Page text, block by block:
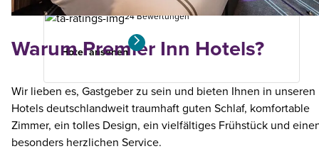
24 Bewertungen
Hotel ansehen
Warum Premier Inn Hotels?
Wir lieben es, Gastgeber zu sein und bieten Ihnen in unseren
Hotels deutschlandweit traumhaft guten Schlaf, komfortable
Zimmer, ein tolles Design, ein vielfältiges Frühstück und
besonders herzlichen Service.